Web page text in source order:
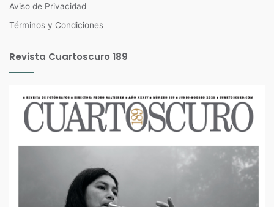
Aviso de Privacidad
Términos y Condiciones
Revista Cuartoscuro 189